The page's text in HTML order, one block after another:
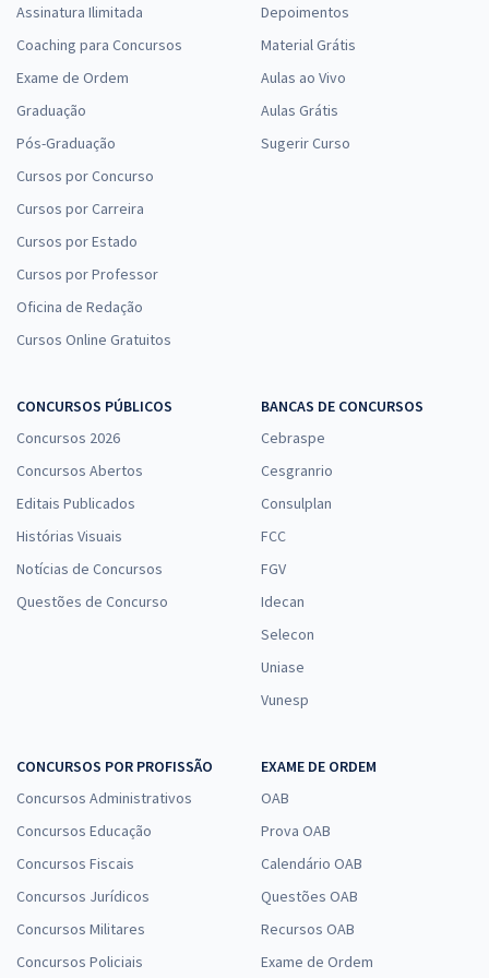
Assinatura Ilimitada
Coaching para Concursos
Exame de Ordem
Graduação
Pós-Graduação
Cursos por Concurso
Cursos por Carreira
Cursos por Estado
Cursos por Professor
Oficina de Redação
Cursos Online Gratuitos
Depoimentos
Material Grátis
Aulas ao Vivo
Aulas Grátis
Sugerir Curso
CONCURSOS PÚBLICOS
Concursos 2026
Concursos Abertos
Editais Publicados
Histórias Visuais
Notícias de Concursos
Questões de Concurso
BANCAS DE CONCURSOS
Cebraspe
Cesgranrio
Consulplan
FCC
FGV
Idecan
Selecon
Uniase
Vunesp
CONCURSOS POR PROFISSÃO
Concursos Administrativos
Concursos Educação
Concursos Fiscais
Concursos Jurídicos
Concursos Militares
Concursos Policiais
EXAME DE ORDEM
OAB
Prova OAB
Calendário OAB
Questões OAB
Recursos OAB
Exame de Ordem